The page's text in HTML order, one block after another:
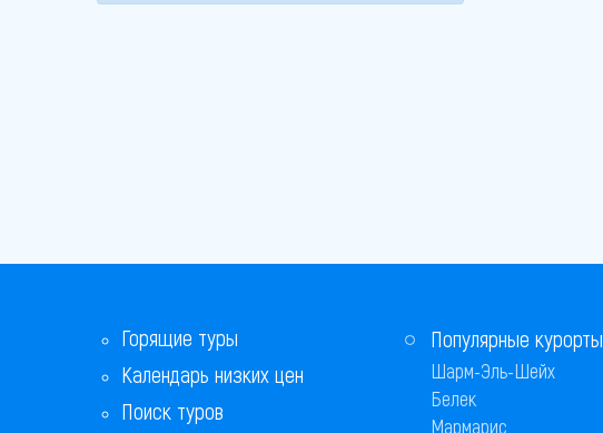
Горящие туры
Календарь низких цен
Поиск туров
Популярные курорты
Шарм-Эль-Шейх
Белек
Мармарис